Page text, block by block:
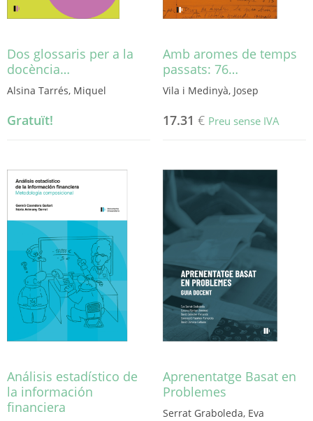
del
producte
pàgina
del
Dos glossaris per a la
docència…
Alsina Tarrés, Miquel
Gratuït!
Amb aromes de temps
passats: 76…
Vila i Medinyà, Josep
17.31 € Preu sense IVA
Análisis estadístico de
la información
financiera
Aprenentatge Basat en
Problemes
Serrat Graboleda, Eva